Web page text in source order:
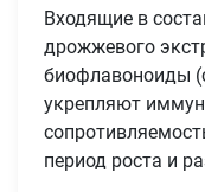
Входящие в
дрожжевого
биофлавоноиды
укрепляют
период роста и